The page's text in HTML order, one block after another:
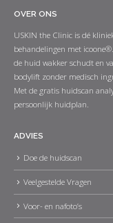
OVER ONS
USKIN the Clinic is dé
behandelingen met
de huid wakker schudt en
bodylift zonder medisch
Met de gratis huidscan
persoonlijk huidplan.
ADVIES
Doe de huidscan
Veelgestelde Vragen
Voor- en nafoto’s